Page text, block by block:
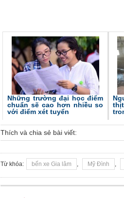
Những trường đại học điểm
chuẩn sẽ cao hơn nhiều so
với điểm xét tuyển
Thích và chia sẻ bài viết:
Từ khóa: bến xe Gia lâm , Mỹ Đình ,